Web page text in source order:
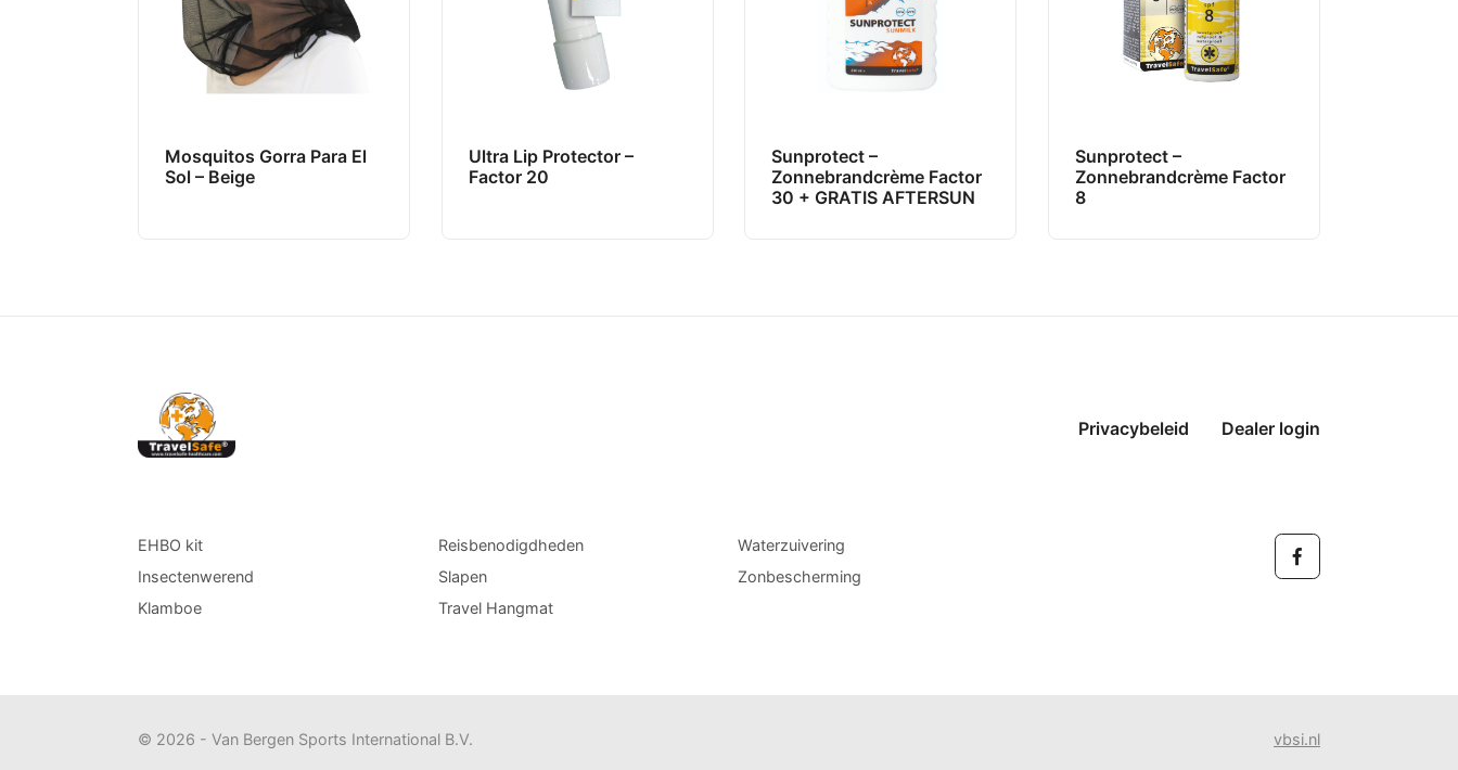
Mosquitos Gorra Para El
Sol – Beige
Ultra Lip Protector –
Factor 20
Sunprotect –
Zonnebrandcrème Factor
30 + GRATIS AFTERSUN
Sunprotect –
Zonnebrandcrème Factor
8
Privacybeleid Dealer login
EHBO kit
Insectenwerend
Klamboe
Reisbenodigdheden
Slapen
Travel Hangmat
Waterzuivering
Zonbescherming
© 2026 - Van Bergen Sports International B.V. vbsi.nl